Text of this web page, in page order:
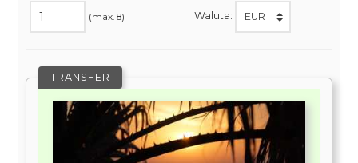
(max. 8) Waluta:
TRANSFER